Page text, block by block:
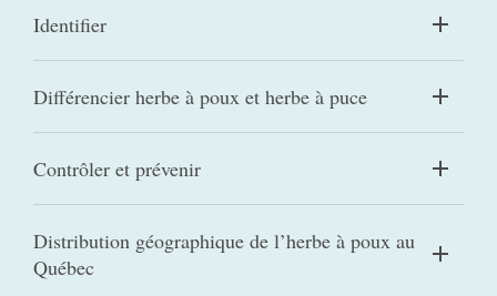
Identifier
Différencier herbe à poux et herbe à puce
Contrôler et prévenir
Distribution géographique de l’herbe à poux au
Québec